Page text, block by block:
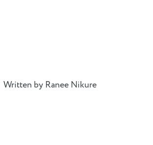
Written by Ranee Nikure